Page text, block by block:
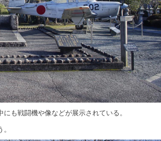
も戦闘機や像などが展示されている。